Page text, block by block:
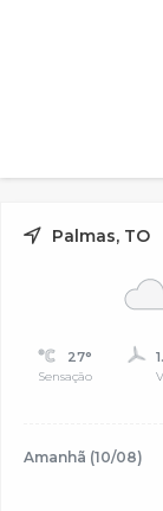
Palmas, TO
27°
Sensação
Amanhã (10/08)